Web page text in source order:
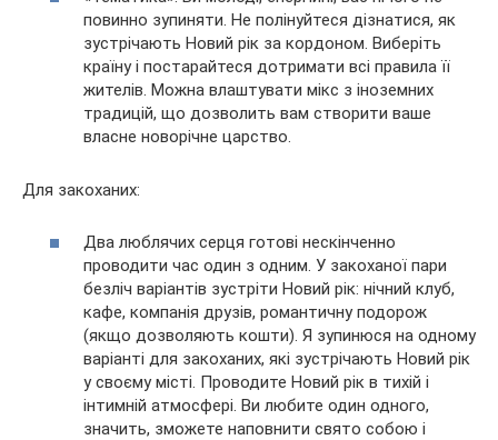
повинно зупиняти. Не полінуйтеся дізнатися, як
зустрічають Новий рік за кордоном. Виберіть
країну і постарайтеся дотримати всі правила її
жителів. Можна влаштувати мікс з іноземних
традицій, що дозволить вам створити ваше
власне новорічне царство.
Для закоханих:
Два люблячих серця готові нескінченно
проводити час один з одним. У закоханої пари
безліч варіантів зустріти Новий рік: нічний клуб,
кафе, компанія друзів, романтичну подорож
(якщо дозволяють кошти). Я зупинюся на одному
варіанті для закоханих, які зустрічають Новий рік
у своєму місті. Проводите Новий рік в тихій і
інтимній атмосфері. Ви любите один одного,
значить, зможете наповнити свято собою і